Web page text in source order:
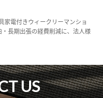
家電付きウィークリーマンショ
長期出張の経費削減に、法人様
US